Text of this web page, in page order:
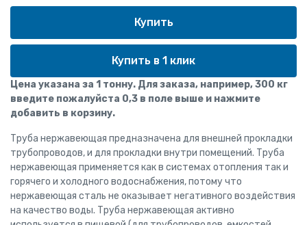
Купить в 1 клик
Цена указана за 1 тонну. Для заказа, например, 300 кг
введите пожалуйста 0,3 в поле выше и нажмите
добавить в корзину.
Труба нержавеющая предназначена для внешней прокладки
трубопроводов, и для прокладки внутри помещений. Труба
нержавеющая применяется как в системах отопления так и
горячего и холодного водоснабжения, потому что
нержавеющая сталь не оказывает негативного воздействия
на качество воды. Труба нержавеющая активно